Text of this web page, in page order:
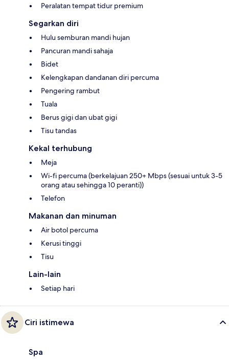
Peralatan tempat tidur premium
Segarkan diri
Hulu semburan mandi hujan
Pancuran mandi sahaja
Bidet
Kelengkapan dandanan diri percuma
Pengering rambut
Tuala
Berus gigi dan ubat gigi
Tisu tandas
Kekal terhubung
Meja
Wi-fi percuma (berkelajuan 250+ Mbps (sesuai untuk 3-5
orang atau sehingga 10 peranti))
Telefon
Makanan dan minuman
Air botol percuma
Kerusi tinggi
Tisu
Lain-lain
Setiap hari
Ciri istimewa
Spa